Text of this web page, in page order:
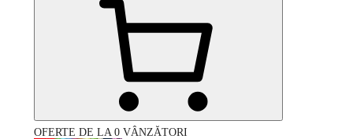
OFERTE DE LA 0 VÂNZĂTORI